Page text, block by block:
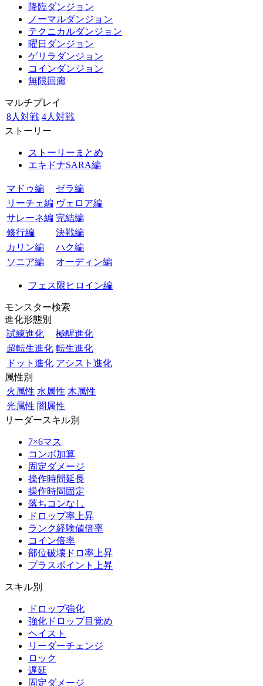
降臨ダンジョン
ノーマルダンジョン
テクニカルダンジョン
曜日ダンジョン
ゲリラダンジョン
コインダンジョン
無限回廊
マルチプレイ
8人対戦 4人対戦
ストーリー
ストーリーまとめ
エキドナSARA編
マドゥ編
ゼラ編
リーチェ編 ヴェロア編
サレーネ編 完結編
修行編
決戦編
カリン編
ハク編
ソニア編
オーディン編
フェス限ヒロイン編
モンスター検索
進化形態別
試練進化
極醒進化
超転生進化 転生進化
ドット進化 アシスト進化
属性別
火属性 水属性 木属性
光属性 闇属性
リーダースキル別
7×6マス
コンボ加算
固定ダメージ
操作時間延長
操作時間固定
落ちコンなし
ドロップ率上昇
ランク経験値倍率
コイン倍率
部位破壊ドロ率上昇
プラスポイント上昇
スキル別
ドロップ強化
強化ドロップ目覚め
ヘイスト
リーダーチェンジ
ロック
遅延
固定ダメージ